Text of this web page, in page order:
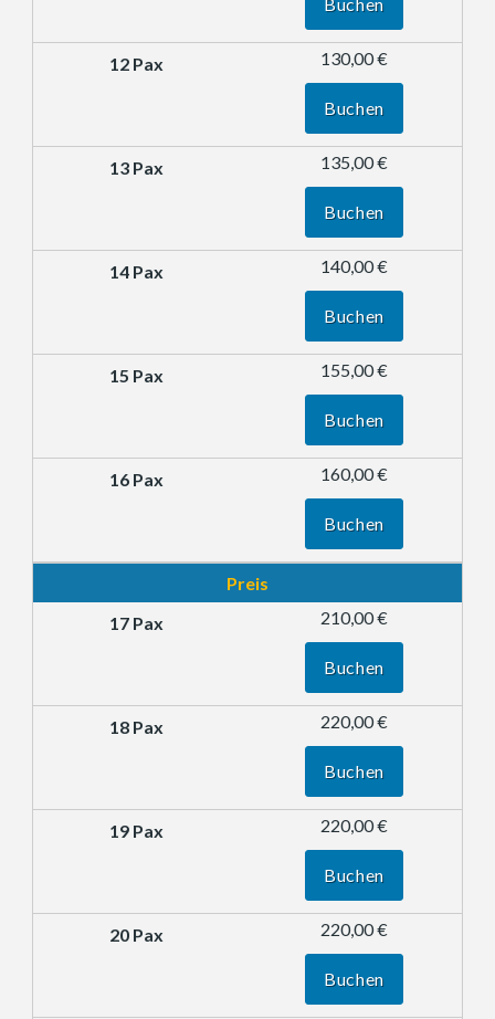
Buchen
130,00 €
Buchen
135,00 €
Buchen
140,00 €
Buchen
155,00 €
Buchen
160,00 €
Buchen
Preis
210,00 €
Buchen
220,00 €
Buchen
220,00 €
Buchen
220,00 €
Buchen